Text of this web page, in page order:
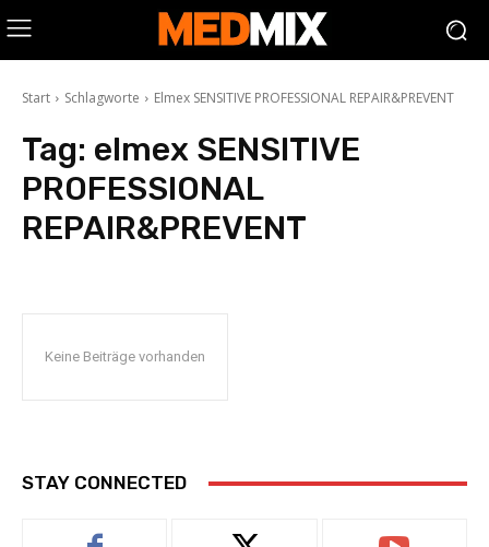
Start Schlagworte Elmex SENSITIVE PROFESSIONAL REPAIR&PREVENT
Tag: elmex SENSITIVE
PROFESSIONAL
REPAIR&PREVENT
Keine Beiträge vorhanden
STAY CONNECTED